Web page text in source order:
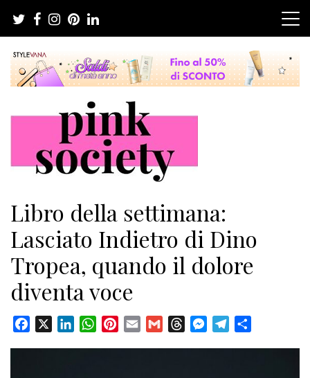
contenuto
Pink Society
Libro della settimana:
Lasciato Indietro di Dino
Tropea, quando il dolore
diventa voce
Facebook LinkedInWhatsAppPinterest
Email Gmail ThreadsMessenger
Telegram